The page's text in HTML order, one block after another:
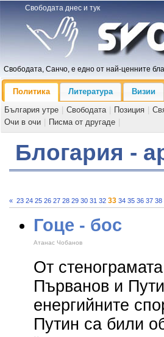
Свободата днес и тук
Свободата, Санчо, е едно от най-ценните
Политика Литература Визии
България утре
Свободата Позиция
Очи в очи
Писма от другаде
Блогария -
« 23 24 25 26 27 28 29 30 31 32 33 34 35 36 37 38
Гоце - бос
Атанас Чобанов
От
Първанов и
енергийните
Путин са били